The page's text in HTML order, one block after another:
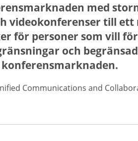
med
videokonferenser till ett
för personer som vill
och
Communications and